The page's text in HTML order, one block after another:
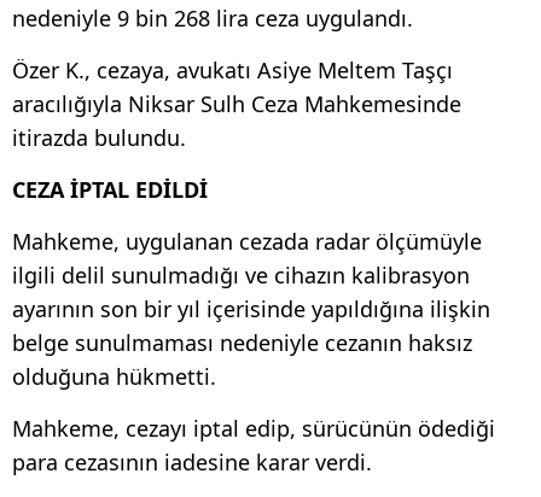
nedeniyle 9 bin 268 lira ceza uygulandı.
Özer K., cezaya, avukatı Asiye Meltem Taşçı
aracılığıyla Niksar Sulh Ceza Mahkemesinde
itirazda bulundu.
CEZA İPTAL EDİLDİ
Mahkeme, uygulanan cezada radar ölçümüyle
ilgili delil sunulmadığı ve cihazın kalibrasyon
ayarının son bir yıl içerisinde yapıldığına ilişkin
belge sunulmaması nedeniyle cezanın haksız
olduğuna hükmetti.
Mahkeme, cezayı iptal edip, sürücünün ödediği
para cezasının iadesine karar verdi.